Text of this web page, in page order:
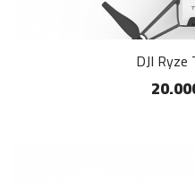
DJI Ryze